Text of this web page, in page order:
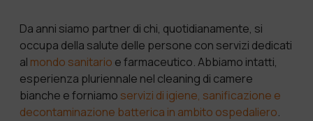
Da anni siamo partner di chi, quotidianamente, si
occupa della salute delle persone con servizi dedicati
al mondo sanitario e farmaceutico. Abbiamo intatti,
esperienza pluriennale nel cleaning di camere
bianche e forniamo servizi di igiene, sanificazione e
decontaminazione batterica in ambito ospedaliero.